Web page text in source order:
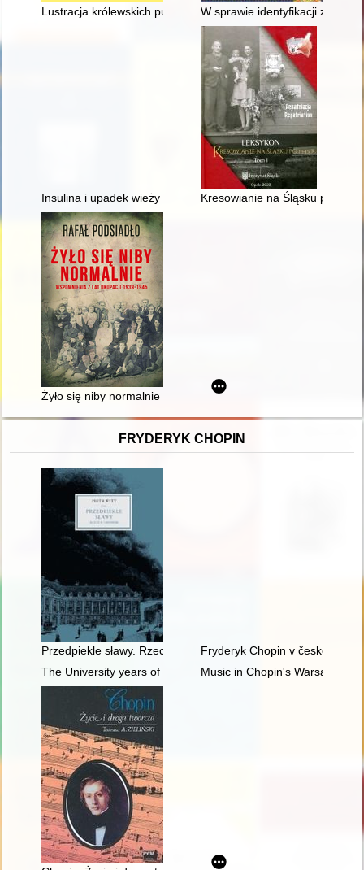
Lustracja królewskich puszcz, lasów i borów na Mazowszu z
W sprawie identyfikacji
Insulina i upadek wieży z kości słoniowej : rzecz o
Kresowianie na Śląsku po
Żyło się niby normalnie : wspomnienia z lat okupacji 1939-
FRYDERYK CHOPIN
Przedpiekle sławy. Rzecz o ChopinieFryderyk Chopin v české
The University years of Fryderyk ChopinMusic in Chopin's Warsaw